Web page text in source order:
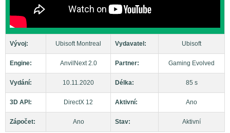
Vývoj: Ubisoft Montreal Vydavatel: Ubisoft
Engine: AnvilNext 2.0 Partner: Gaming Evolved
Vydání: 10.11.2020 Délka: 85 s
3D API: DirectX 12 Aktivní: Ano
Zápočet: Ano Stav: Aktivní